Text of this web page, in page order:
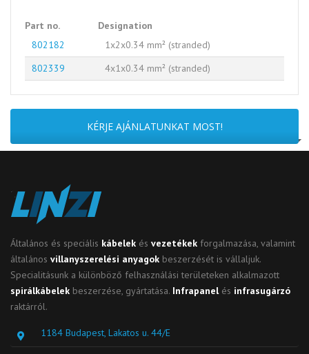
Part no.
Designation
802182
1x2x0.34 mm² (stranded)
802339
4x1x0.34 mm² (stranded)
KÉRJE AJÁNLATUNKAT MOST!
Általános és speciális kábelek és vezetékek forgalmazása, valamint
általános villanyszerelési anyagok beszerzését is vállaljuk.
Specialitásunk a különböző felhasználási területeken alkalmazott
spirálkábelek beszerzése, gyártatása. Infrapanel és infrasugárzó
raktárról.
1184 Budapest, Lakatos u. 44/E